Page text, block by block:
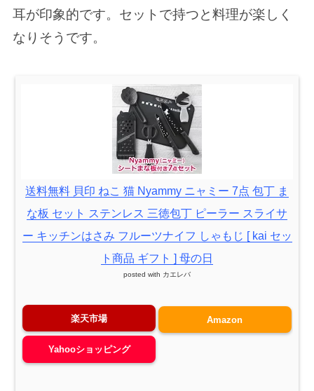
耳が印象的です。セットで持つと料理が楽しく
なりそうです。
送料無料 貝印 ねこ 猫 Nyammy ニャミー 7点 包丁 ま
な板 セット ステンレス 三徳包丁 ピーラー スライサ
ー キッチンはさみ フルーツナイフ しゃもじ [ kai セッ
ト商品 ギフト ] 母の日
posted with カエレバ
楽天市場 Amazon
Yahooショッピング